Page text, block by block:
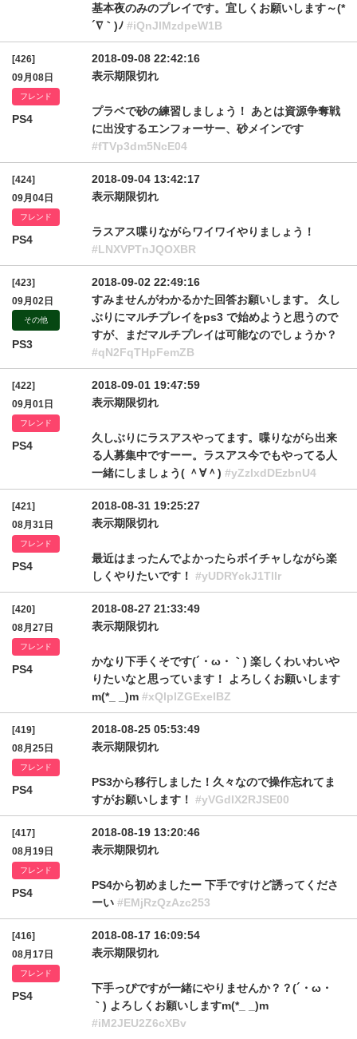
基本夜のみのプレイです。宜しくお願いします～(*
´∇｀)ﾉ #iQnJlMzdpeW1B
[426]
09月08日
フレンド
PS4
2018-09-08 22:42:16
表示期限切れ
プラベで砂の練習しましょう！ あとは資源争奪戦
に出没するエンフォーサー、砂メインです
#fTVp3dm5NcE04
[424]
09月04日
フレンド
PS4
2018-09-04 13:42:17
表示期限切れ
ラスアス喋りながらワイワイやりましょう！
#LNXVPTnJQOXBR
[423]
09月02日
その他
PS3
2018-09-02 22:49:16
すみませんがわかるかた回答お願いします。 久し
ぶりにマルチプレイをps3 で始めようと思うので
すが、まだマルチプレイは可能なのでしょうか？
#qN2FqTHpFemZB
[422]
09月01日
フレンド
PS4
2018-09-01 19:47:59
表示期限切れ
久しぶりにラスアスやってます。喋りながら出来
る人募集中ですーー。ラスアス今でもやってる人
一緒にしましょう( ＾∀＾) #yZzIxdDEzbnU4
[421]
08月31日
フレンド
PS4
2018-08-31 19:25:27
表示期限切れ
最近はまったんでよかったらボイチャしながら楽
しくやりたいです！ #yUDRYckJ1Tllr
[420]
08月27日
フレンド
PS4
2018-08-27 21:33:49
表示期限切れ
かなり下手くそです(´・ω・｀) 楽しくわいわいや
りたいなと思っています！ よろしくお願いします
m(*_ _)m #xQlplZGExelBZ
[419]
08月25日
フレンド
PS4
2018-08-25 05:53:49
表示期限切れ
PS3から移行しました！久々なので操作忘れてま
すがお願いします！ #yVGdIX2RJSE00
[417]
08月19日
フレンド
PS4
2018-08-19 13:20:46
表示期限切れ
PS4から初めましたー 下手ですけど誘ってくださ
ーい #EMjRzQzAzc253
[416]
08月17日
フレンド
PS4
2018-08-17 16:09:54
表示期限切れ
下手っぴですが一緒にやりませんか？？(´・ω・
｀) よろしくお願いしますm(*_ _)m
#iM2JEU2Z6cXBv